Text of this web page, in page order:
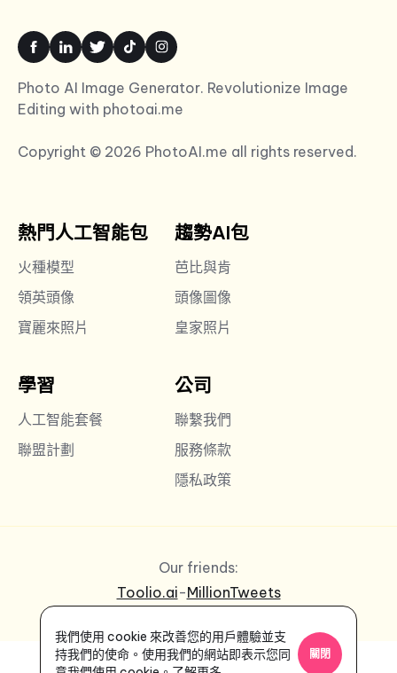
Photo AI Image Generator. Revolutionize Image
Editing with photoai.me
Copyright © 2026 PhotoAI.me all rights reserved.
熱門人工智能包
火種模型
領英頭像
寶麗來照片
趨勢AI包
芭比與肯
頭像圖像
皇家照片
學習
人工智能套餐
聯盟計劃
公司
聯繫我們
服務條款
隱私政策
Our friends:
Toolio.ai-MillionTweets
我們使用 cookie 來改善您的用戶體驗並支
持我們的使命。使用我們的網站即表示您同
關閉